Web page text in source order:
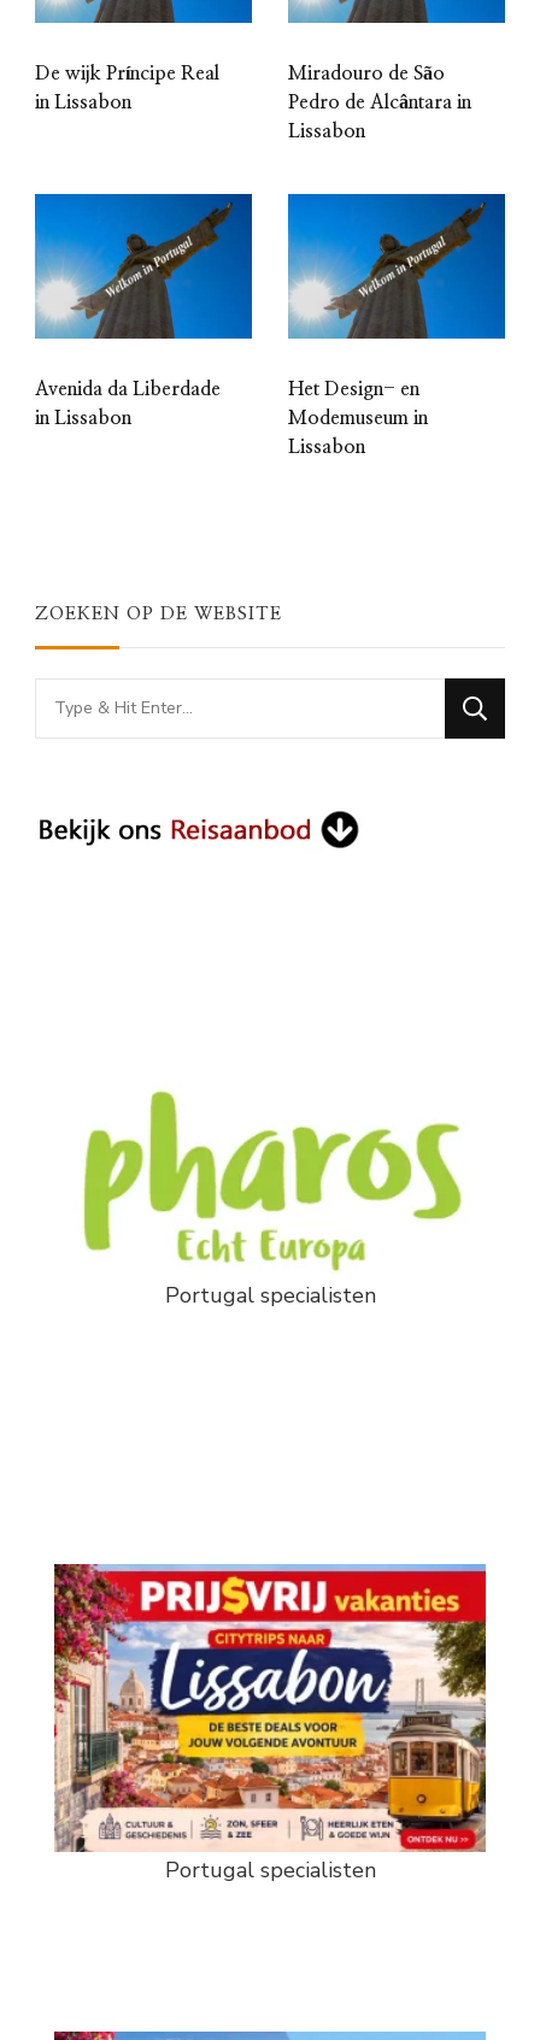
De wijk Príncipe Real
in Lissabon
Miradouro de São
Pedro de Alcântara in
Lissabon
Avenida da Liberdade
in Lissabon
Het Design- en
Modemuseum in
Lissabon
ZOEKEN OP DE WEBSITE
Looking
for
Portugal specialisten
Portugal specialisten